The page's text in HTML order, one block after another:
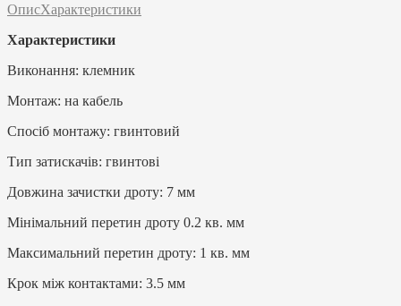
ОписХарактеристики
Характеристики
Виконання: клемник
Монтаж: на кабель
Спосіб монтажу: гвинтовий
Тип затискачів: гвинтові
Довжина зачистки дроту: 7 мм
Мінімальний перетин дроту 0.2 кв. мм
Максимальний перетин дроту: 1 кв. мм
Крок між контактами: 3.5 мм